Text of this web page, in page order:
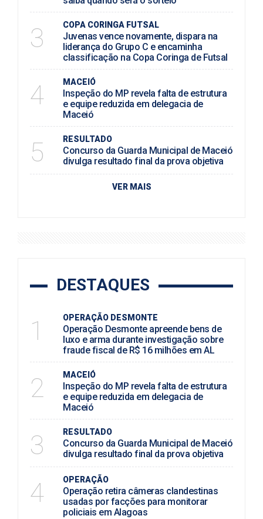
3 COPA CORINGA FUTSAL
Juvenas vence novamente, dispara na
liderança do Grupo C e encaminha
classificação na Copa Coringa de Futsal
4 MACEIÓ
Inspeção do MP revela falta de estrutura
e equipe reduzida em delegacia de
Maceió
5 RESULTADO
Concurso da Guarda Municipal de Maceió
divulga resultado final da prova objetiva
VER MAIS
DESTAQUES
1 OPERAÇÃO DESMONTE
Operação Desmonte apreende bens de
luxo e arma durante investigação sobre
fraude fiscal de R$ 16 milhões em AL
2 MACEIÓ
Inspeção do MP revela falta de estrutura
e equipe reduzida em delegacia de
Maceió
3 RESULTADO
Concurso da Guarda Municipal de Maceió
divulga resultado final da prova objetiva
4 OPERAÇÃO
Operação retira câmeras clandestinas
usadas por facções para monitorar
policiais em Alagoas